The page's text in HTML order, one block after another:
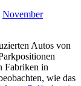
November
Autos von
Fabriken in
wie das